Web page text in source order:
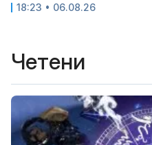
18:23 • 06.08.26
Четени